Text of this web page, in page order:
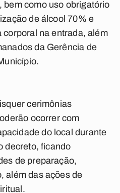
bem como uso obrigatório
de álcool 70% e
na entrada, além
da Gerência de
cerimônias
ocorrer com
do local durante
decreto, ficando
de preparação,
além das ações de